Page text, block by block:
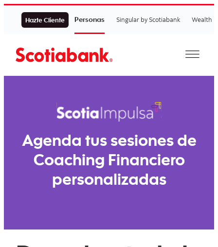
Hazte Cliente Personas Singular by Scotiabank Wealth
Agenda tus sesiones de
Coaching Financiero
personalizadas